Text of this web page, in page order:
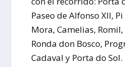
Paseo de Alfonso XII,
Mora, Camelias,
Ronda don Bosco,
Cadaval y Porta do Sol.